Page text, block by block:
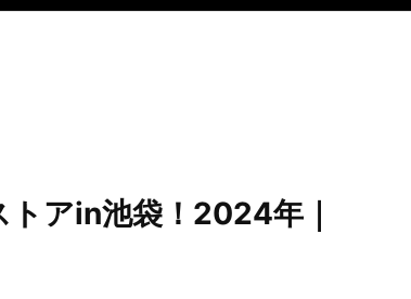
アin池袋！2024年｜